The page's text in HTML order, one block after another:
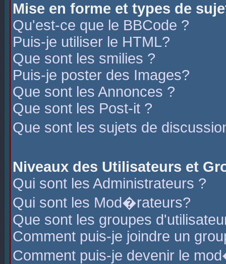
Mise en forme et types de
Qu'est-ce que le BBCode ?
Puis-je utiliser le HTML?
Que sont les smilies ?
Puis-je poster des Images?
Que sont les Annonces ?
Que sont les Post-it ?
Que sont les sujets de
Niveaux des Utilisateurs et
Qui sont les Administrateurs ?
Qui sont les Mod�rateurs?
Que sont les groupes
Comment puis-je joindre un
Comment puis-je devenir le